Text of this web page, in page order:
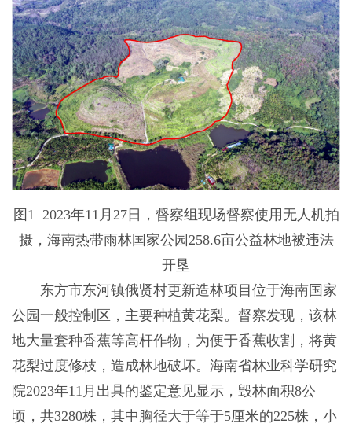
图1 2023年11月27日，督察组现场督察使用无人机拍
摄，海南热带雨林国家公园258.6亩公益林地被违法
开垦
东方市东河镇俄贤村更新造林项目位于海南国家
公园一般控制区，主要种植黄花梨。督察发现，该林
地大量套种香蕉等高杆作物，为便于香蕉收割，将黄
花梨过度修枝，造成林地破坏。海南省林业科学研究
院2023年11月出具的鉴定意见显示，毁林面积8公
顷，共3280株，其中胸径大于等于5厘米的225株，小